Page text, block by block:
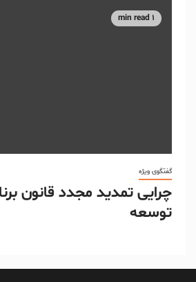
1 min read
گفتگوی ویژه
چرایی تمدید مجدد قانون
توسعه